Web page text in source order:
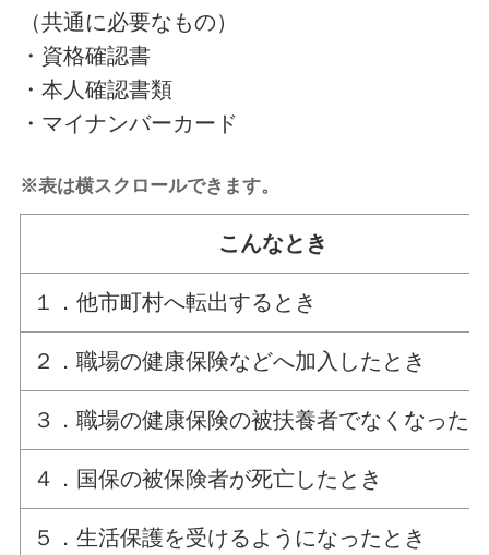
（共通に必要なもの）
・資格確認書
・本人確認書類
・マイナンバーカード
※表は横スクロールできます。
こんなとき
１．他市町村へ転出するとき
２．職場の健康保険などへ加入したとき
３．職場の健康保険の被扶養者でなくなった
４．国保の被保険者が死亡したとき
５．生活保護を受けるようになったとき